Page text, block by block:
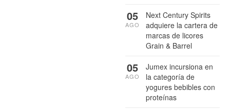
Next Century Spirits
adquiere la cartera de
marcas de licores
Grain & Barrel
05
AGO
Jumex incursiona en
la categoría de
yogures bebibles con
proteínas
05
AGO